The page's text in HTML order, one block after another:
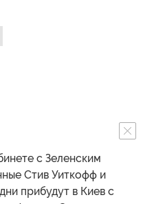
с Зеленским
Стив Уиткофф и
прибудут в Киев с